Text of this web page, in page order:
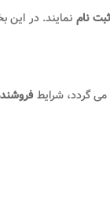
نام نمایند. در
گردد، شرایط